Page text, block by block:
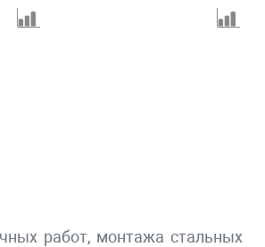
работ, монтажа стальных